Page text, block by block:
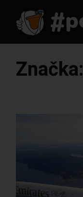
Značka: